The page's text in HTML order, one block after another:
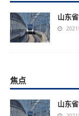
山东
焦点
山东